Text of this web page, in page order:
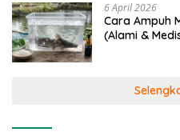
6 April 2026
Cara Ampuh
(Alami &